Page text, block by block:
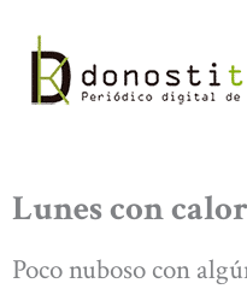
contenido
Lunes con
Poco nuboso con